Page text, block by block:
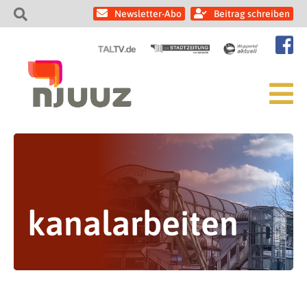
Newsletter-Abo Beitrag schreiben
kanalarbeiten